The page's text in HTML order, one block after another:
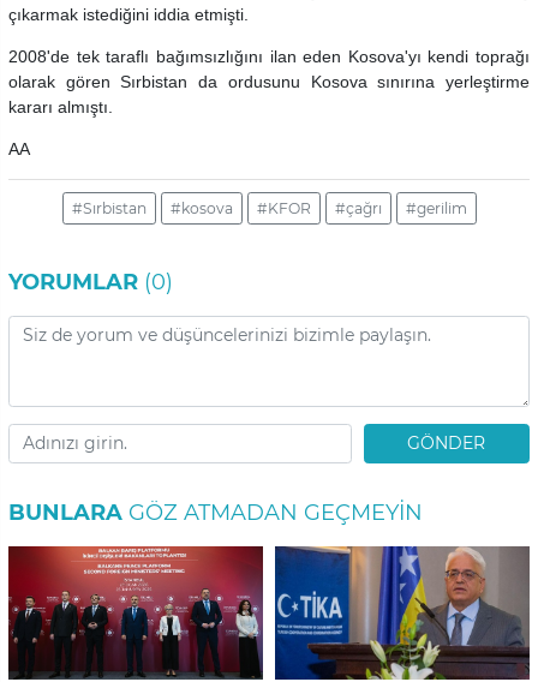
çıkarmak istediğini iddia etmişti.
2008'de tek taraflı bağımsızlığını ilan eden Kosova'yı kendi toprağı
olarak gören Sırbistan da ordusunu Kosova sınırına yerleştirme
kararı almıştı.
AA
#Sırbistan #kosova #KFOR #çağrı #gerilim
YORUMLAR (0)
GÖNDER
BUNLARA GÖZ ATMADAN GEÇMEYIN